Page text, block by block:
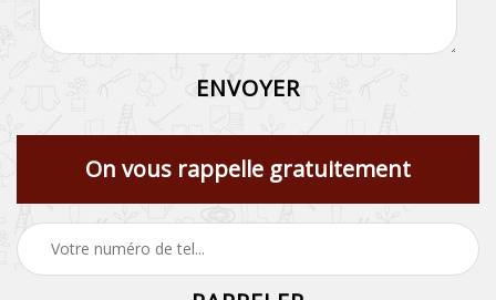
On vous rappelle gratuitement